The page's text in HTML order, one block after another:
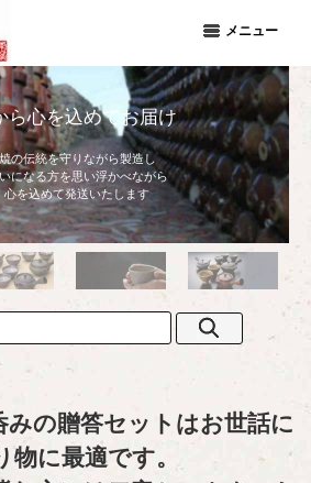
メニュー
みの贈答セットはお世話に
に最適です。